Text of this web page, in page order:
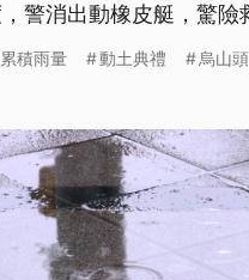
警消出動橡皮艇，驚險
日，則讓南部水情獲得緩
累積雨量 動土典禮 烏山